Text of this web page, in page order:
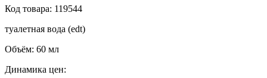
Код товара: 119544
туалетная вода (edt)
Объём: 60 мл
Динамика цен: